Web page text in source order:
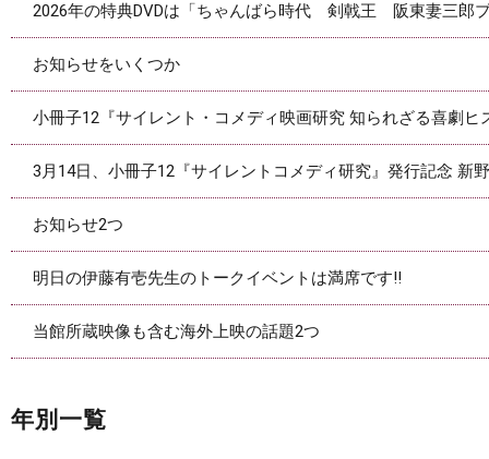
2026年の特典DVDは「ちゃんばら時代 剣戟王 阪東妻三郎
お知らせをいくつか
小冊子12『サイレント・コメディ映画研究 知られざる喜劇
3月14日、小冊子12『サイレントコメディ研究』発行記念 新
お知らせ2つ
明日の伊藤有壱先生のトークイベントは満席です‼
当館所蔵映像も含む海外上映の話題2つ
年別一覧